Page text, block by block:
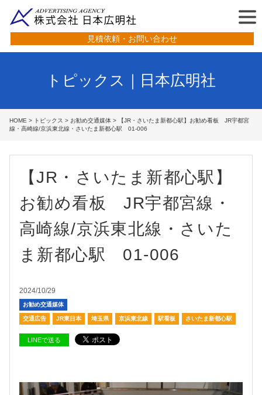
見積依頼・お問い合わせ
トピックス｜日本広明社
HOME > トピックス > お勧め交通媒体 > 【JR・さいたま新都心駅】お勧め看板 JR宇都宮
線・高崎線/京浜東北線・さいたま新都心駅 01-006
【JR・さいたま新都心駅】
お勧め看板 JR宇都宮線・
高崎線/京浜東北線・さいた
ま新都心駅 01-006
2024/10/29
お勧め交通媒体
交通広告 JR東日本 埼玉県 京浜東北線 駅看板 さいたま新都心駅
LINEで送る